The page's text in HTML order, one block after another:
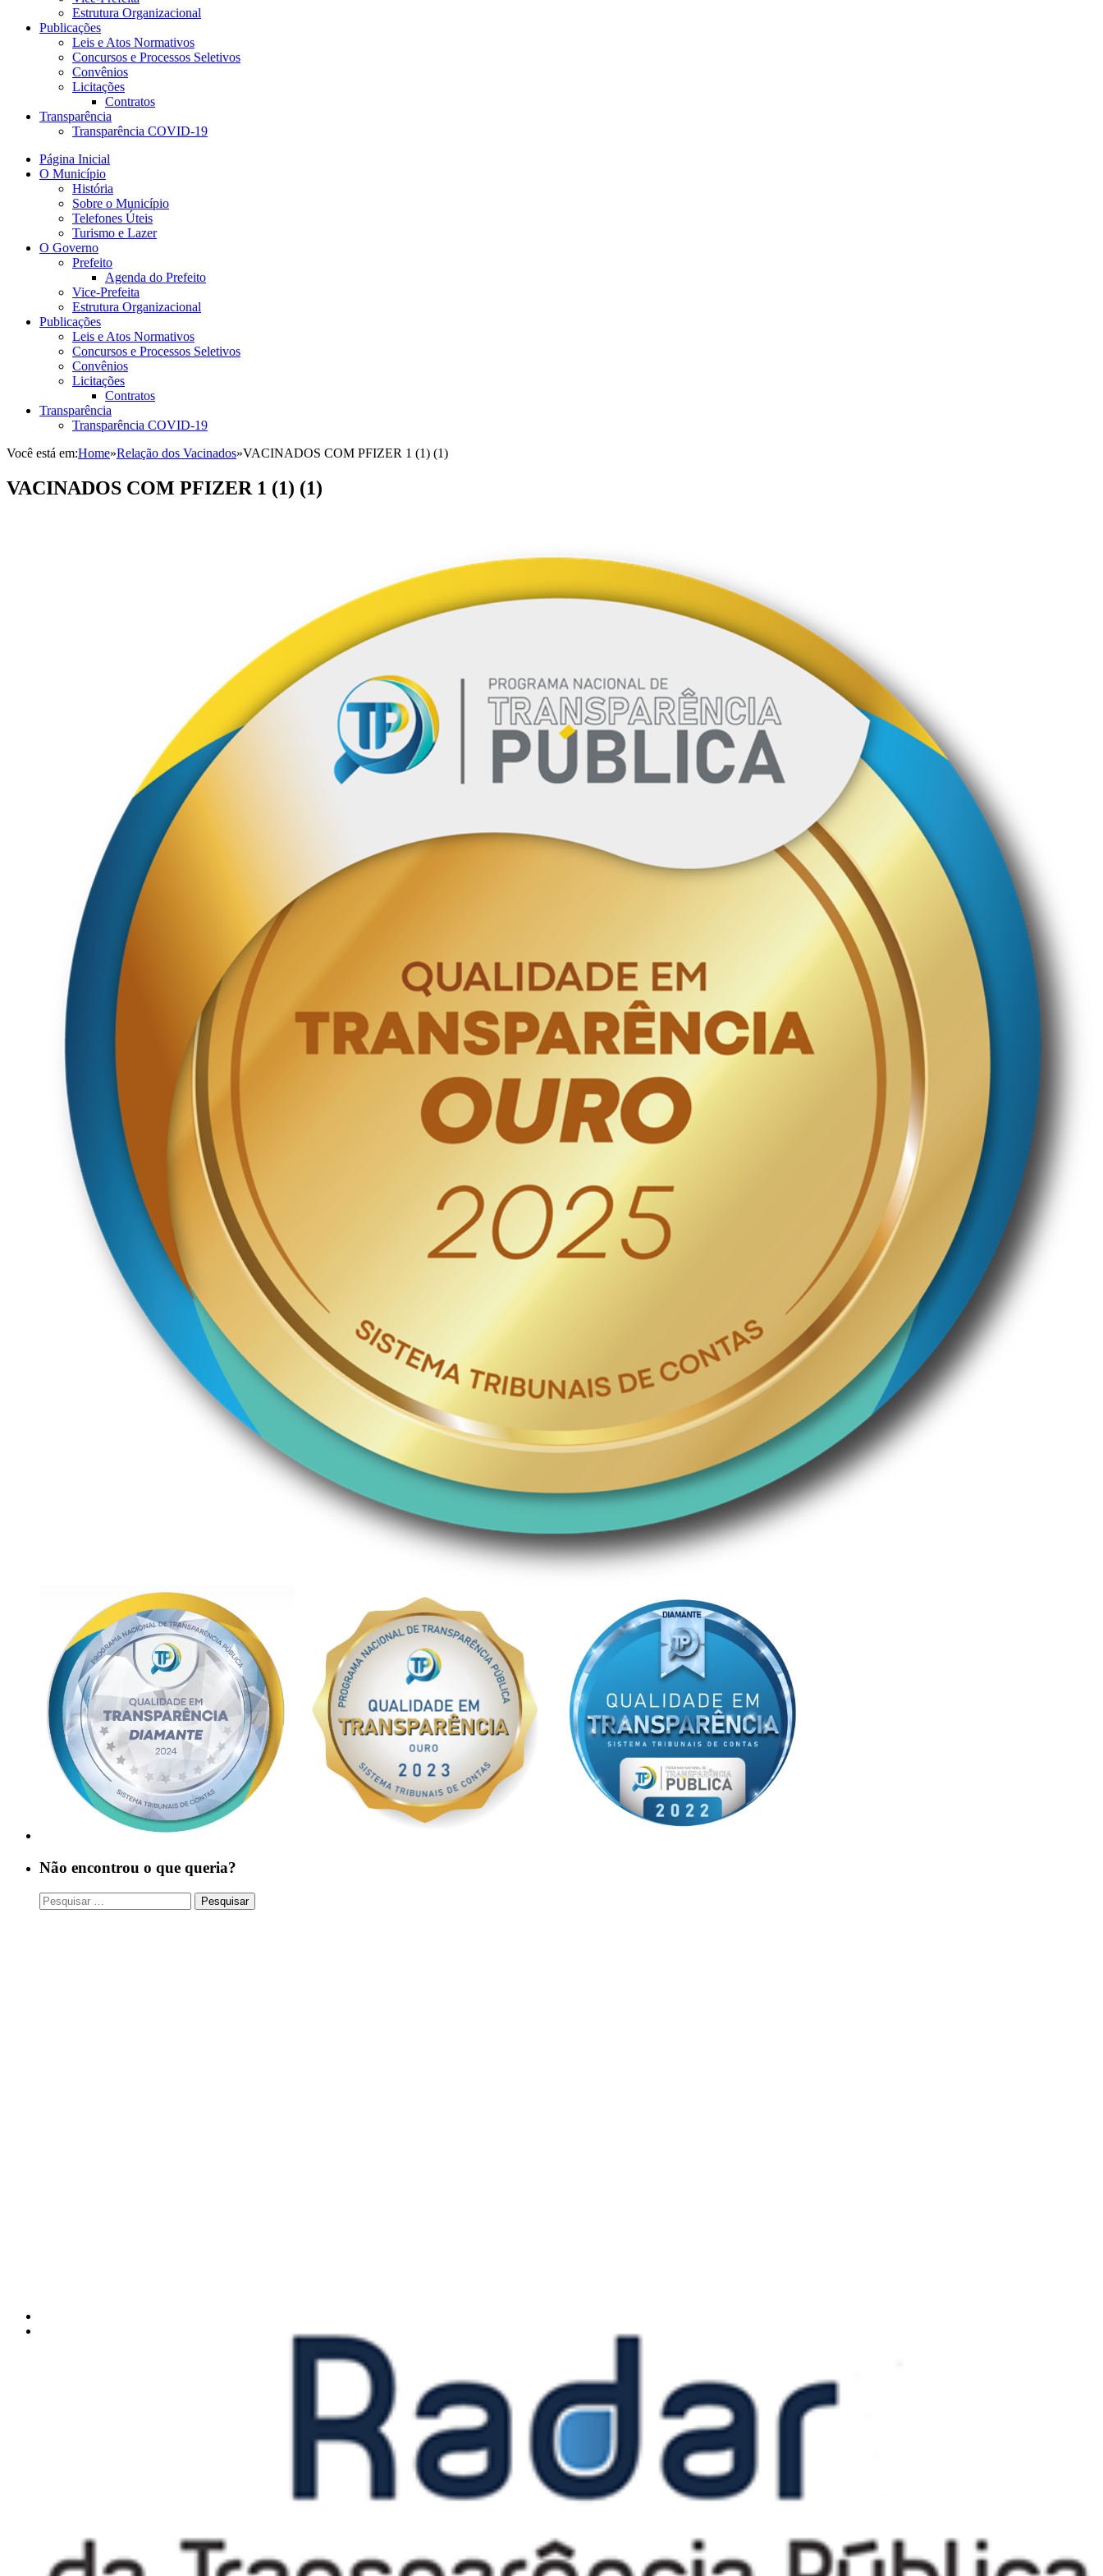
Estrutura Organizacional
Publicações
Leis e Atos Normativos
Concursos e Processos Seletivos
Convênios
Licitações
Contratos
Transparência
Transparência COVID-19
Página Inicial
O Município
História
Sobre o Município
Telefones Úteis
Turismo e Lazer
O Governo
Prefeito
Agenda do Prefeito
Vice-Prefeita
Estrutura Organizacional
Publicações
Leis e Atos Normativos
Concursos e Processos Seletivos
Convênios
Licitações
Contratos
Transparência
Transparência COVID-19
Você está em:Home»Relação dos Vacinados»VACINADOS COM PFIZER 1 (1) (1)
VACINADOS COM PFIZER 1 (1) (1)
Não encontrou o que queria?
Pesquisar
por: